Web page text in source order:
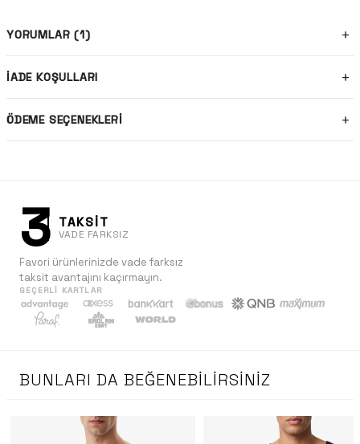
YORUMLAR (1)
İADE KOŞULLARI
ÖDEME SEÇENEKLERI
3 TAKSİT
VADE FARKSIZ
Favori ürünlerinizde vade farksız
taksit avantajını kaçırmayın.
GEÇERLI KARTLAR
BUNLARI DA BEĞENEBILIRSINIZ